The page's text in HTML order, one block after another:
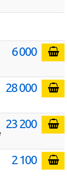
6 000
28 000
23 200
2 100